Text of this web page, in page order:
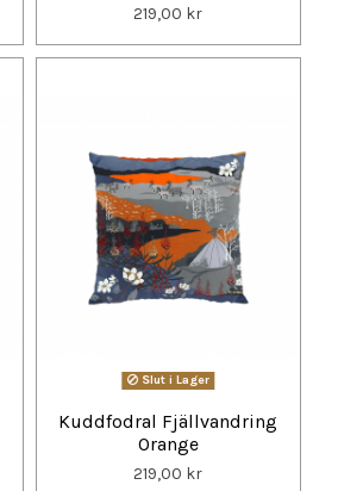
219,00 kr
Slut i Lager
Kuddfodral Fjällvandring
Orange
219,00 kr